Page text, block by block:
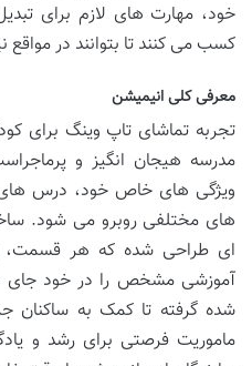
خود، مهارت های لازم برای
کسب می کنند تا بتوانند در مواقع
معرفی کلی انیمیشن
تجربه تماشای تاپ وینگ برای
مدرسه هیجان انگیز و
ویژگی های خاص خود، درس های
های مختلفی روبرو می شود.
ای طراحی شده که هر قسمت،
آموزشی مشخص را در خود جای
شده گرفته تا کمک به ساکنان
ماموریت فرصتی برای رشد و